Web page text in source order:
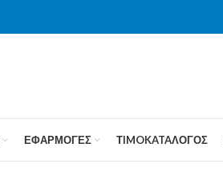
ΕΦΑΡΜΟΓΕΣ ΤIMOKATAΛΟΓΟΣ